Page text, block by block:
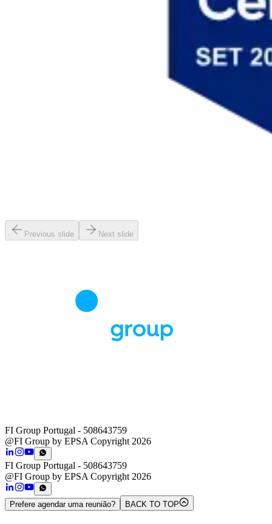
Previous slide Next slide
FI Group Portugal - 508643759
@FI Group by EPSA Copyright 2026
FI Group Portugal - 508643759
@FI Group by EPSA Copyright 2026
Prefere agendar uma reunião? BACK TO TOP